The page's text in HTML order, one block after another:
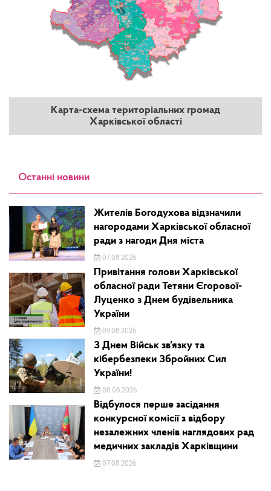
Карта-схема територіальних громад
Харківської області
Останні новини
Жителів Богодухова відзначили
нагородами Харківської обласної
ради з нагоди Дня міста
07.08.2026
Привітання голови Харківської
обласної ради Тетяни Єгорової-
Луценко з Днем будівельника
України
09.08.2026
З Днем Військ зв’язку та
кібербезпеки Збройних Сил
України!
08.08.2026
Відбулося перше засідання
конкурсної комісії з відбору
незалежних членів наглядових рад
медичних закладів Харківщини
07.08.2026